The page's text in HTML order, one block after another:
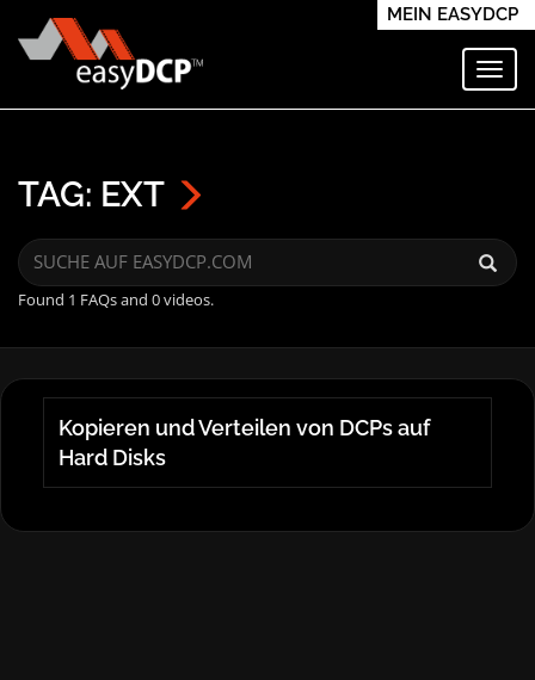
MEIN EASYDCP
TAG: EXT
Found 1 FAQs and 0 videos.
Kopieren und Verteilen von DCPs auf
Hard Disks